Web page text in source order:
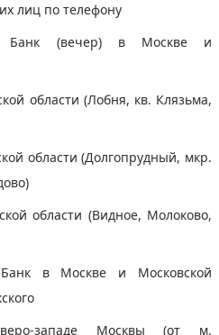
лиц по телефону
Банк (вечер) в Москве и
области (Лобня, кв. Клязьма,
области (Долгопрудный, мкр.
области (Видное, Молоково,
Банк в Москве и Московской
западе Москвы (от м.